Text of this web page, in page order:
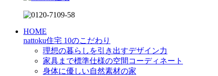
HOME
nattoku住宅 10のこだわり
理想の暮らしを引き出すデザイン力
家具まで標準仕様の空間コーディネート
身体に優しい自然素材の家